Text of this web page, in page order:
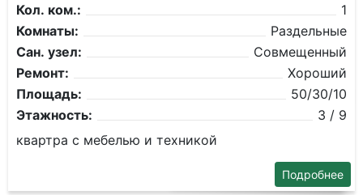
Кол. ком.:
1
Комнаты:
Раздельные
Сан. узел:
Совмещенный
Ремонт:
Хороший
Площадь:
50/30/10
Этажность:
3 / 9
квартра с мебелью и техникой
Подробнее